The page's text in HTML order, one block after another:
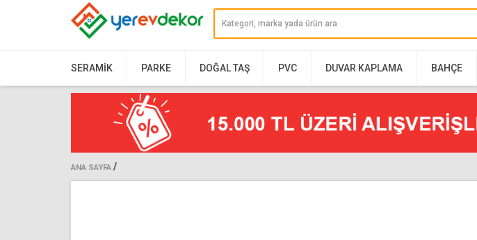
SERAMIK PARKE DOĞAL TAŞ PVC DUVAR KAPLAMA BAHÇE
ANA SAYFA /